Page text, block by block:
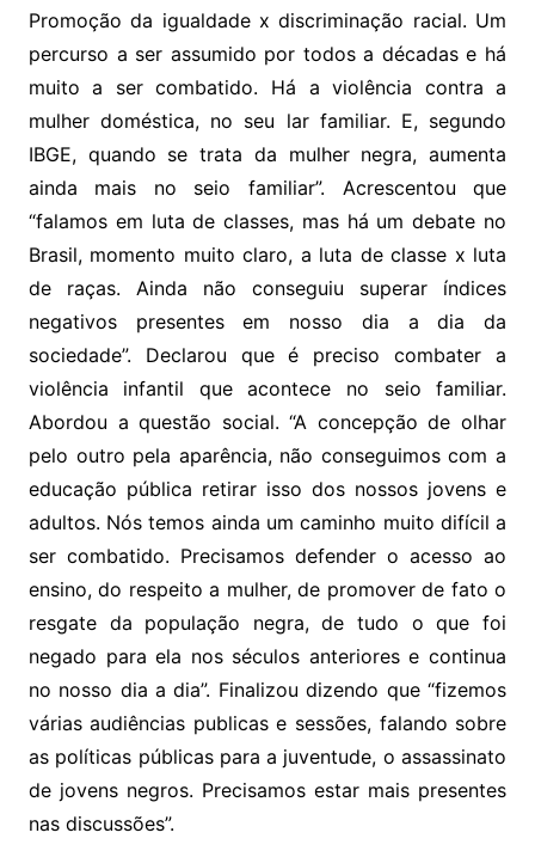
Promoção da igualdade x discriminação racial. Um
percurso a ser assumido por todos a décadas e há
muito a ser combatido. Há a violência contra a
mulher doméstica, no seu lar familiar. E, segundo
IBGE, quando se trata da mulher negra, aumenta
ainda mais no seio familiar”. Acrescentou que
“falamos em luta de classes, mas há um debate no
Brasil, momento muito claro, a luta de classe x luta
de raças. Ainda não conseguiu superar índices
negativos presentes em nosso dia a dia da
sociedade”. Declarou que é preciso combater a
violência infantil que acontece no seio familiar.
Abordou a questão social. “A concepção de olhar
pelo outro pela aparência, não conseguimos com a
educação pública retirar isso dos nossos jovens e
adultos. Nós temos ainda um caminho muito difícil a
ser combatido. Precisamos defender o acesso ao
ensino, do respeito a mulher, de promover de fato o
resgate da população negra, de tudo o que foi
negado para ela nos séculos anteriores e continua
no nosso dia a dia”. Finalizou dizendo que “fizemos
várias audiências publicas e sessões, falando sobre
as políticas públicas para a juventude, o assassinato
de jovens negros. Precisamos estar mais presentes
nas discussões”.